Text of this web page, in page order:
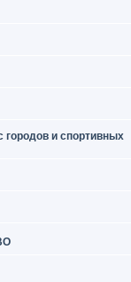
городов и спортивных